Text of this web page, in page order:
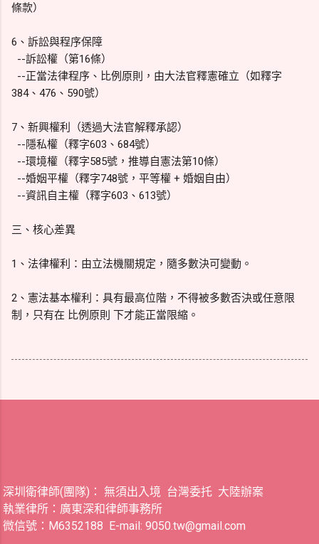
條款）
6、訴訟與程序保障
--訴訟權（第16條）
--正當法律程序、比例原則，由大法官釋憲確立（如釋字
384、476、590號）
7、新興權利（透過大法官解釋承認）
--隱私權（釋字603、684號）
--環境權（釋字585號，推導自憲法第10條）
--婚姻平權（釋字748號，平等權 + 婚姻自由）
--資訊自主權（釋字603、613號）
三、核心差異
1、法律權利：由立法機關規定，隨多數決可變動。
2、憲法基本權利：具有最高位階，不得被多數否決或任意限
制，只有在 比例原則 下才能正當限縮。
深圳衛律師(團隊)： 無須出入境 台灣委托 大陸辦案
執業律所：廣東深和律師事務所
微信號：M6352188 E-mail: 9050.tw@gmail.com